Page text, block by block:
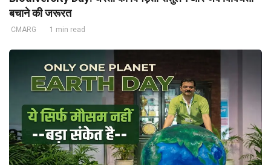
बचाने की जरूरत
CMARG 1 min read